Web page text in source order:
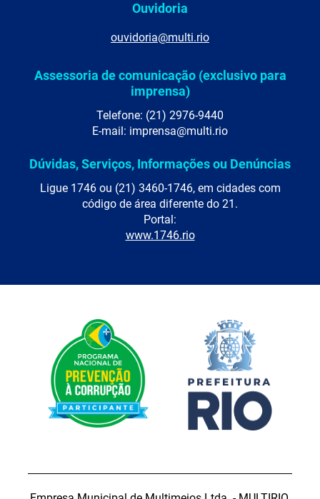
Ouvidoria
ouvidoria@multi.rio
Assessoria de comunicação (exclusivo para
imprensa)
Telefone: (21) 2976-9440
E-mail: imprensa@multi.rio
Dúvidas, Serviços, Informações ou Denúncias
Ligue 1746 ou (21) 3460-1746, em cidades com
código de área diferente do 21.
Portal:
www.1746.rio